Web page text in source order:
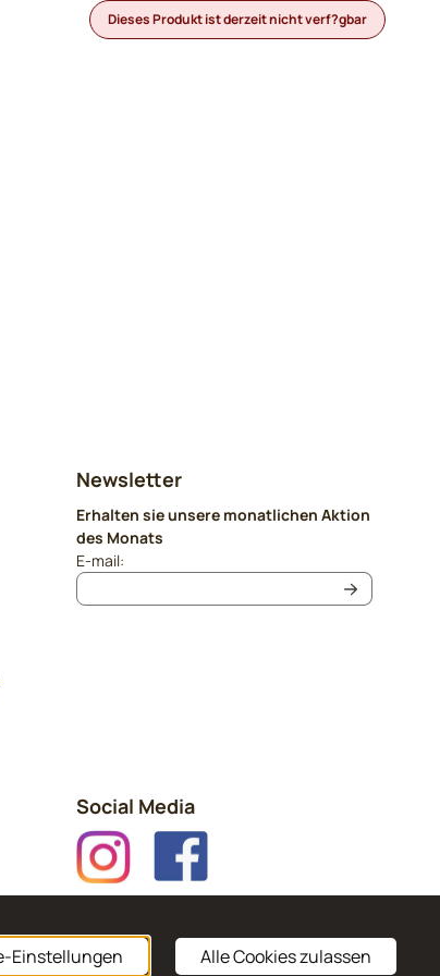
3,13 Dieses Produkt ist derzeit nicht verf?gbar
Newsletter
Erhalten sie unsere monatlichen Aktion
des Monats
E-mail:Geben Sie Ihre E-Mail-Adresse für den
Social Media
Einstellungen Alle Cookies zulassen